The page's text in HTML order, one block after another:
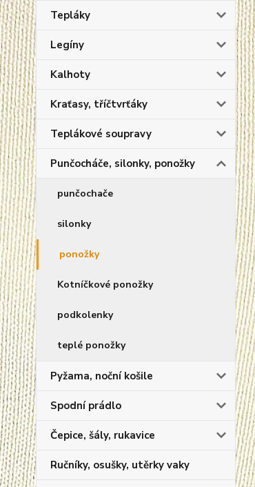
Tepláky
Legíny
Kalhoty
Kraťasy, tříčtvrťáky
Teplákové soupravy
Punčocháče, silonky, ponožky
punčochače
silonky
ponožky
Kotníčkové ponožky
podkolenky
teplé ponožky
Pyžama, noční košile
Spodní prádlo
Čepice, šály, rukavice
Ručníky, osušky, utěrky vaky